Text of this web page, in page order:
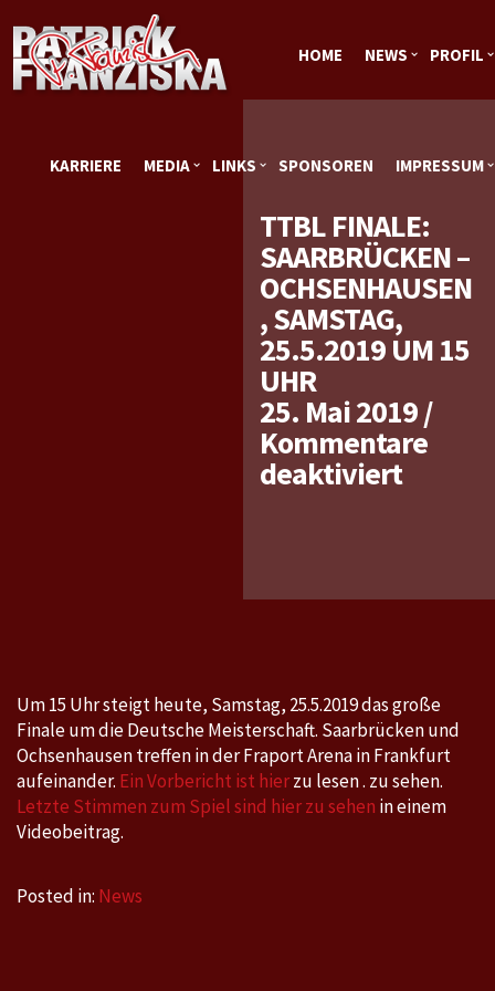
HOME NEWS PROFIL
KARRIERE MEDIA LINKS SPONSOREN IMPRESSUM
TTBL FINALE:
SAARBRÜCKEN –
OCHSENHAUSEN
, SAMSTAG,
25.5.2019 UM 15
UHR
25. Mai 2019/
Kommentare
deaktiviertfür
–
um
15
Uhr
Um 15 Uhr steigt heute, Samstag, 25.5.2019 das große
Finale um die Deutsche Meisterschaft. Saarbrücken und
Ochsenhausen treffen in der Fraport Arena in Frankfurt
aufeinander. Ein Vorbericht ist hierzu lesen . zu sehen.
Letzte Stimmen zum Spiel sind hier zu sehen in einem
Videobeitrag.
Posted in: News